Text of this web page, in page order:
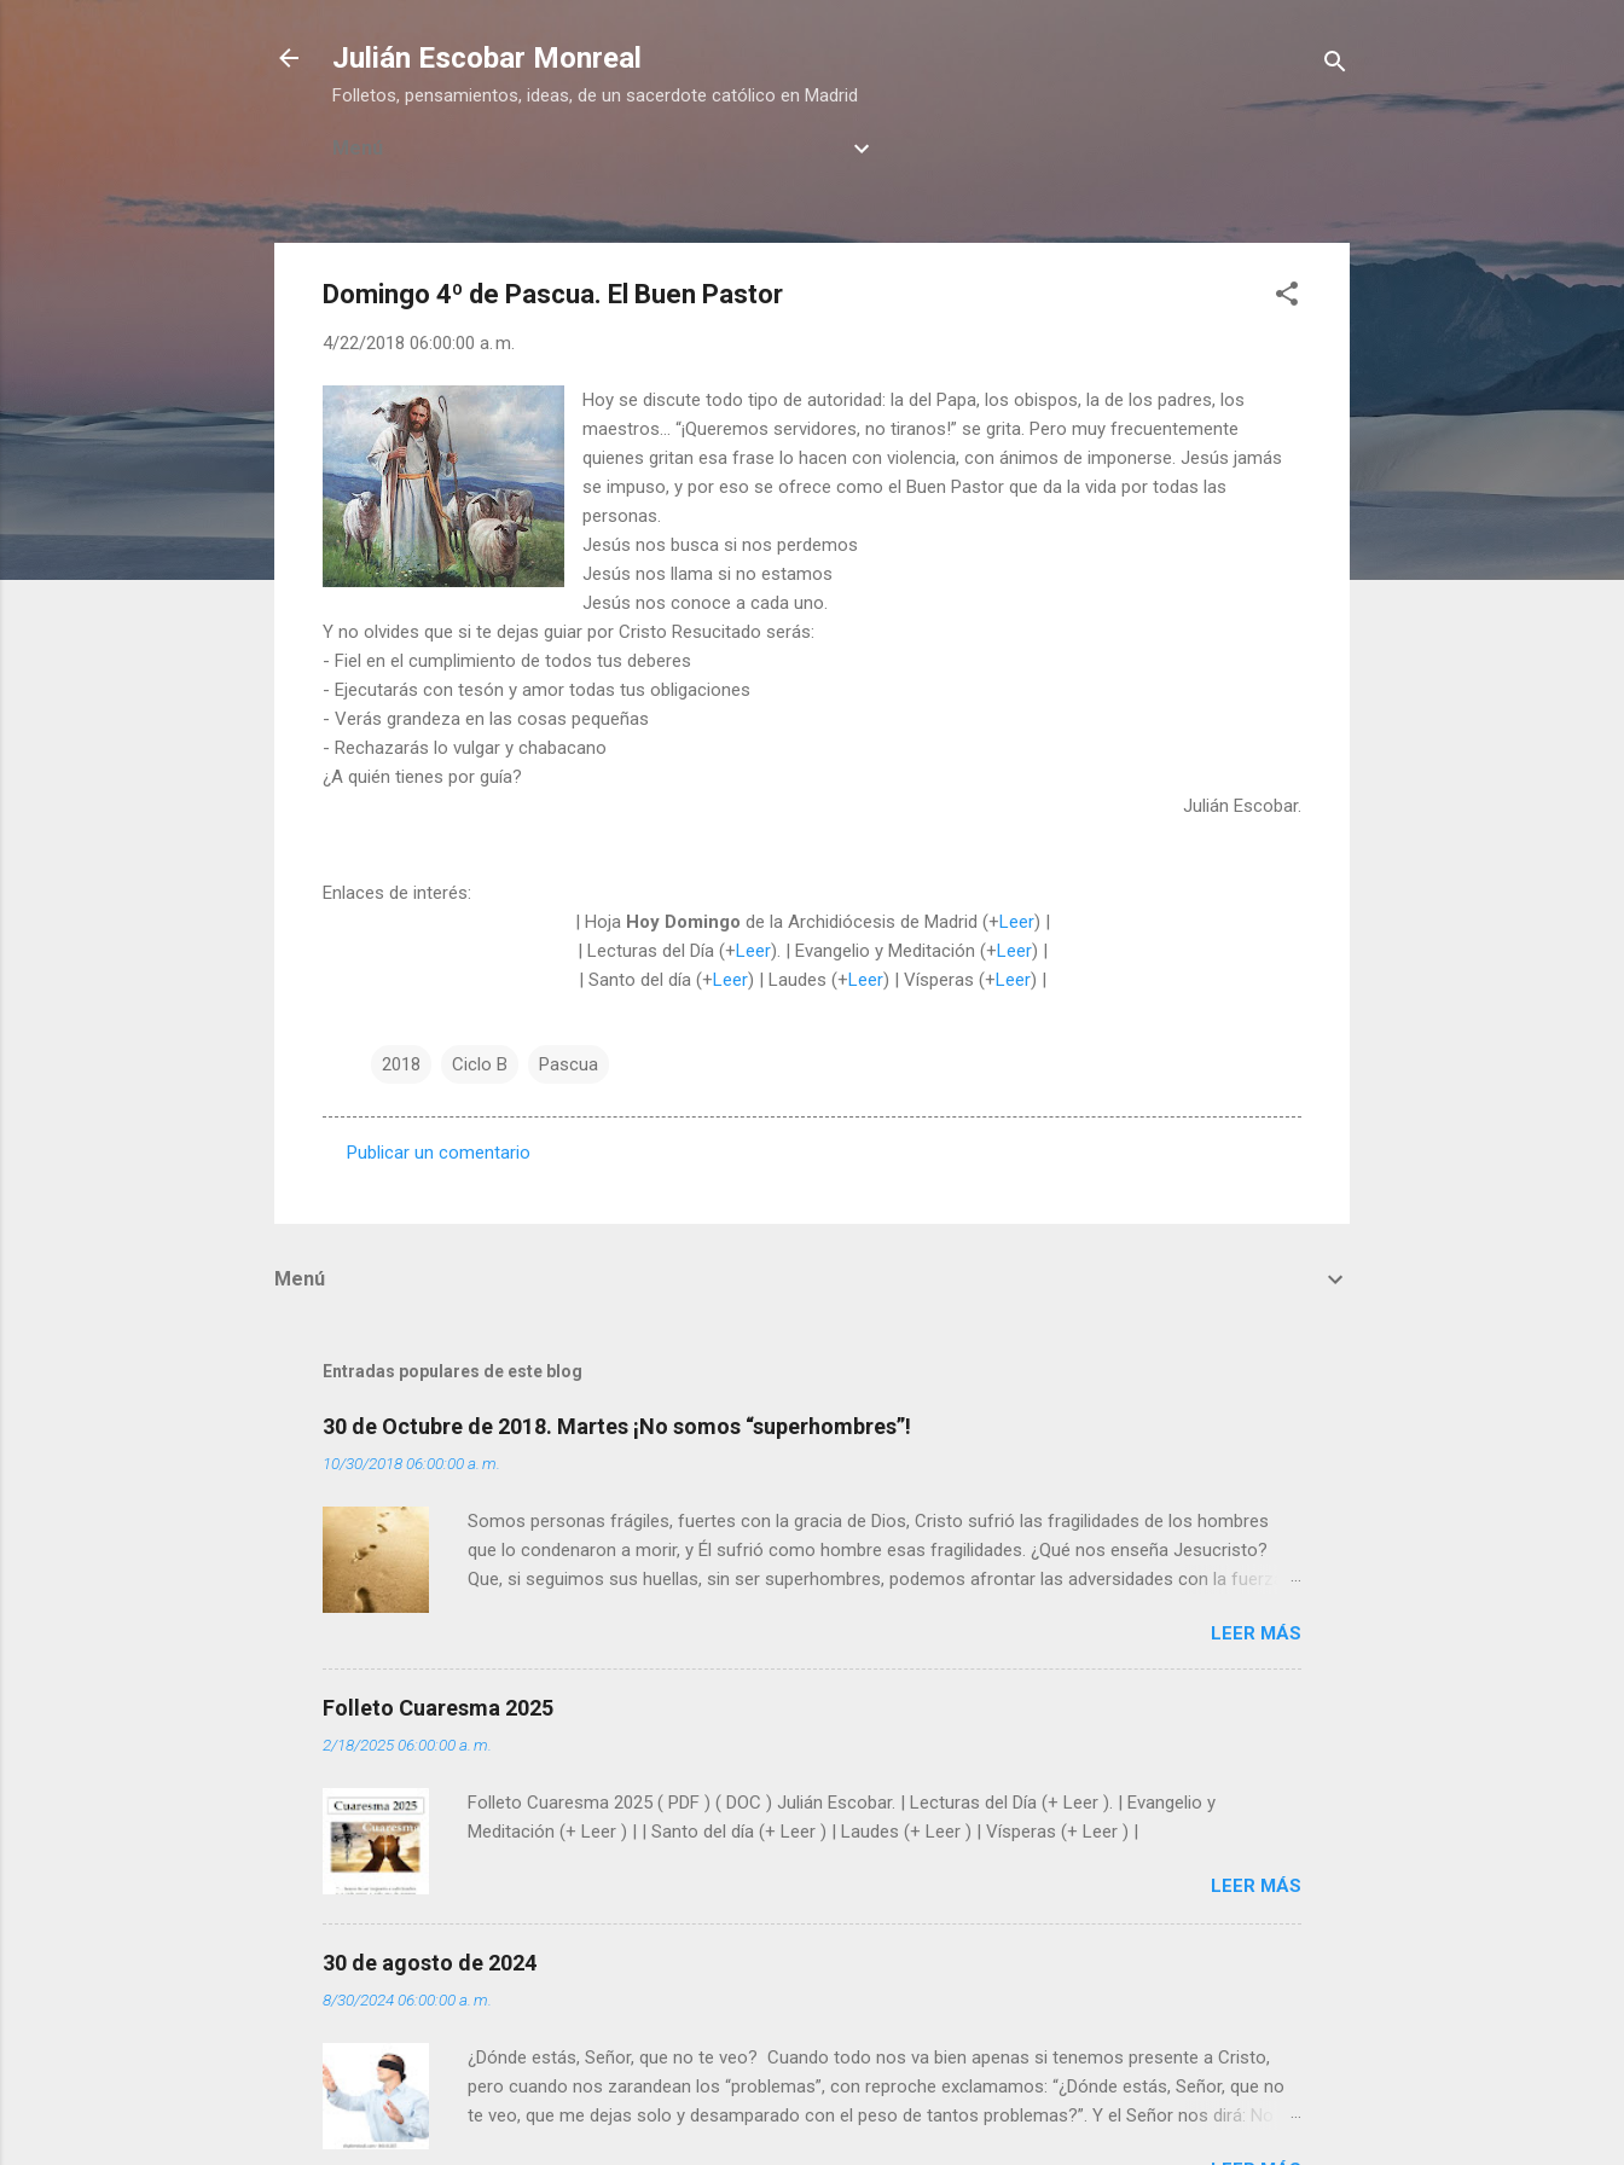
Julián Escobar Monreal
Folletos, pensamientos, ideas, de un sacerdote católico en Madrid
Menú
Domingo 4º de Pascua. El Buen Pastor
4/22/2018 06:00:00 a. m.
Hoy se discute todo tipo de autoridad: la del Papa, los obispos, la de los padres, los
maestros… “¡Queremos servidores, no tiranos!” se grita. Pero muy frecuentemente
quienes gritan esa frase lo hacen con violencia, con ánimos de imponerse. Jesús jamás
se impuso, y por eso se ofrece como el Buen Pastor que da la vida por todas las
personas.
Jesús nos busca si nos perdemos
Jesús nos llama si no estamos
Jesús nos conoce a cada uno.
Y no olvides que si te dejas guiar por Cristo Resucitado serás:
- Fiel en el cumplimiento de todos tus deberes
- Ejecutarás con tesón y amor todas tus obligaciones
- Verás grandeza en las cosas pequeñas
- Rechazarás lo vulgar y chabacano
¿A quién tienes por guía?
Julián Escobar.
Enlaces de interés:
| Hoja Hoy Domingo de la Archidiócesis de Madrid (+Leer) |
| Lecturas del Día (+Leer). | Evangelio y Meditación (+Leer) |
| Santo del día (+Leer) | Laudes (+Leer) | Vísperas (+Leer) |
2018 Ciclo B Pascua
a
Publicar un comentario
Menú
Entradas populares de este blog
30 de Octubre de 2018. Martes ¡No somos “superhombres”!
10/30/2018 06:00:00 a. m.
Somos personas frágiles, fuertes con la gracia de Dios, Cristo sufrió las fragilidades de los hombres
que lo condenaron a morir, y Él sufrió como hombre esas fragilidades. ¿Qué nos enseña Jesucristo?
Que, si seguimos sus huellas, sin ser superhombres, podemos afrontar las adversidades con la fuerza y
que los demás se sientan acompañados y protegidos por nosotros. “ Señor, soy un árbol sin frutos,
pero tú me das la savia para que al menos mis ramas y hojas den sombra en los días del sol abrasador
”. - ¿Te sientes super hombre? - ¿Superas tu fragilidad con la gracia de Dios? Julián Escobar. | Lecturas
(+ Leer ) |
LEER MÁS
Folleto Cuaresma 2025
2/18/2025 06:00:00 a. m.
Folleto Cuaresma 2025 ( PDF ) ( DOC ) Julián Escobar. | Lecturas del Día (+ Leer ). | Evangelio y
Meditación (+ Leer ) | | Santo del día (+ Leer ) | Laudes (+ Leer ) | Vísperas (+ Leer ) |
LEER MÁS
30 de agosto de 2024
8/30/2024 06:00:00 a. m.
¿Dónde estás, Señor, que no te veo? Cuando todo nos va bien apenas si tenemos presente a Cristo,
pero cuando nos zarandean los “problemas”, con reproche exclamamos: “¿Dónde estás, Señor, que no
te veo, que me dejas solo y desamparado con el peso de tantos problemas?”. Y el Señor nos dirá: No